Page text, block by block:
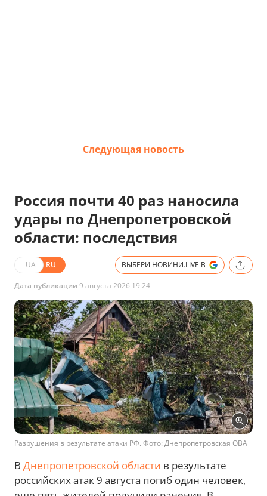
Следующая новость
Россия почти 40 раз наносила
удары по Днепропетровской
области: последствия
UA RU ВЫБЕРИ НОВИНИ.LIVE В
Дата публикации 9 августа 2026 19:24
Разрушения в результате атаки РФ. Фото: Днепропетровская ОВА
В Днепропетровской области в результате
российских атак 9 августа погиб один человек,